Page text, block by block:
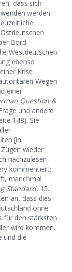
dass sich
werden
Bord
Westdeutschen
ebenso
Krise
Wegen
einer
Question &
und andere
148). Sie
[in
wieder
nachzulesen
kommentiert:
manchmal
Standard, 15.
an, dass dies
ohne
für den stärksten
wird kommen.
und die